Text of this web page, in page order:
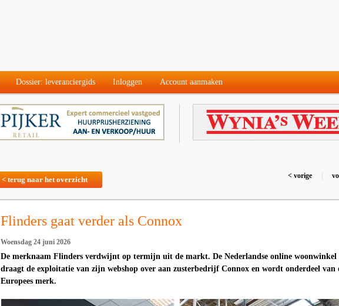
Dossier: leveranciergids Inloggen Account aanmaken
< terug naar het overzicht < vorige
Flinders gaat verder als Connox
Woensdag 24 juni 2026
De merknaam Flinders verdwijnt op termijn uit de markt. De Nederlandse online woonwinkel
draagt de exploitatie van zijn webshop over aan zusterbedrijf Connox en wordt onderdeel van
Europees merk.